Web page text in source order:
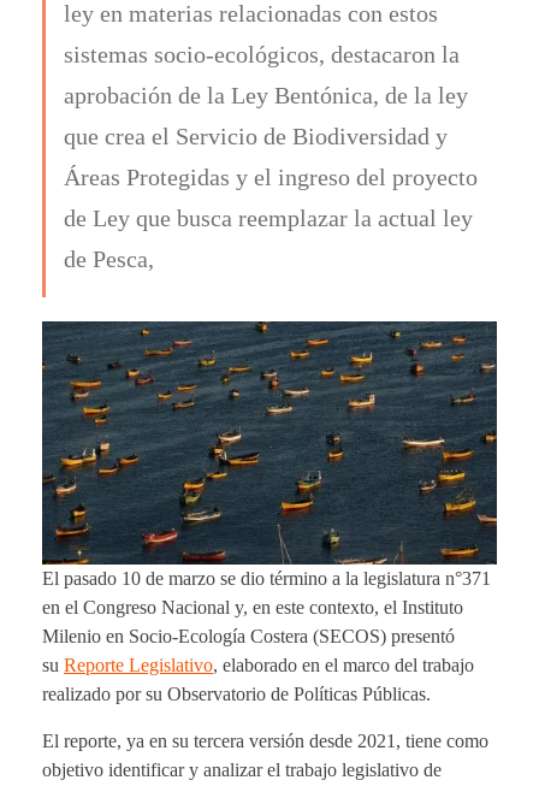
ley en materias relacionadas con estos
sistemas socio-ecológicos, destacaron la
aprobación de la Ley Bentónica, de la ley
que crea el Servicio de Biodiversidad y
Áreas Protegidas y el ingreso del proyecto
de Ley que busca reemplazar la actual ley
de Pesca,
El pasado 10 de marzo se dio término a la legislatura n°371
en el Congreso Nacional y, en este contexto, el Instituto
Milenio en Socio-Ecología Costera (SECOS) presentó
su Reporte Legislativo, elaborado en el marco del trabajo
realizado por su Observatorio de Políticas Públicas.
El reporte, ya en su tercera versión desde 2021, tiene como
objetivo identificar y analizar el trabajo legislativo de